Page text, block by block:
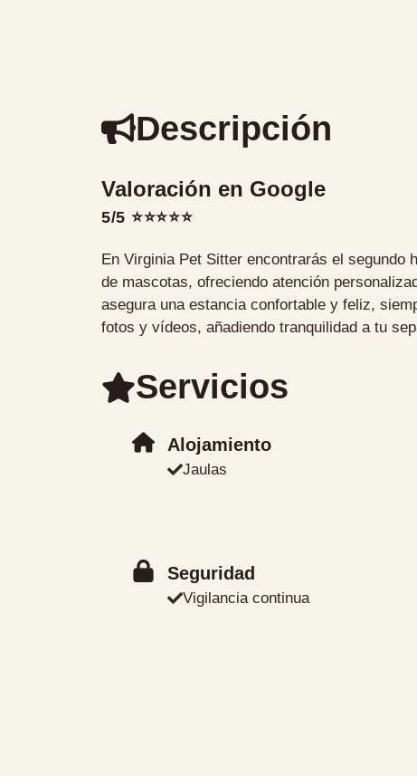
Descripción
Valoración en Google
5/5 ⭐⭐⭐⭐⭐
En Virginia Pet Sitter encontrarás el segundo
de mascotas, ofreciendo atención
asegura una estancia confortable y feliz,
fotos y vídeos, añadiendo tranquilidad a tu
Servicios
Alojamiento
Jaulas
Seguridad
Vigilancia continua